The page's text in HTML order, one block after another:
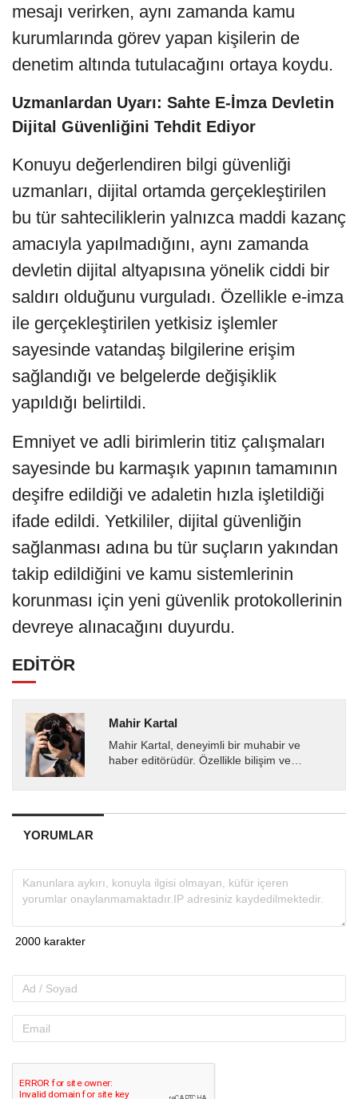
mesajı verirken, aynı zamanda kamu
kurumlarında görev yapan kişilerin de
denetim altında tutulacağını ortaya koydu.
Uzmanlardan Uyarı: Sahte E-İmza Devletin
Dijital Güvenliğini Tehdit Ediyor
Konuyu değerlendiren bilgi güvenliği
uzmanları, dijital ortamda gerçekleştirilen
bu tür sahteciliklerin yalnızca maddi kazanç
amacıyla yapılmadığını, aynı zamanda
devletin dijital altyapısına yönelik ciddi bir
saldırı olduğunu vurguladı. Özellikle e-imza
ile gerçekleştirilen yetkisiz işlemler
sayesinde vatandaş bilgilerine erişim
sağlandığı ve belgelerde değişiklik
yapıldığı belirtildi.
Emniyet ve adli birimlerin titiz çalışmaları
sayesinde bu karmaşık yapının tamamının
deşifre edildiği ve adaletin hızla işletildiği
ifade edildi. Yetkililer, dijital güvenliğin
sağlanması adına bu tür suçların yakından
takip edildiğini ve kamu sistemlerinin
korunması için yeni güvenlik protokollerinin
devreye alınacağını duyurdu.
EDİTÖR
Mahir Kartal
Mahir Kartal, deneyimli bir muhabir ve
haber editörüdür. Özellikle bilişim ve
gelişmeleri okuyuculara...
YORUMLAR